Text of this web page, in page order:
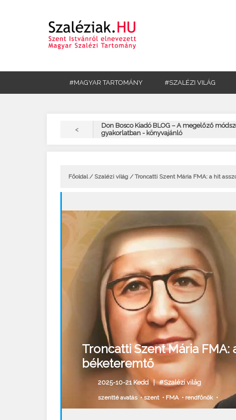
#MAGYAR TARTOMÁNY #SZALÉZI VILÁG
<
Don Bosco Kiadó BLOG – A megelőző
gyakorlatban - könyvajánló
Főoldal/ Szalézi világ / Troncatti Szent Mária FMA: a hit
Troncatti Szent Mária FMA:
béketeremtő
2025-10-21 Kedd |#Szalézi világ
szentté avatás•szent• FMA• rendfőnök•